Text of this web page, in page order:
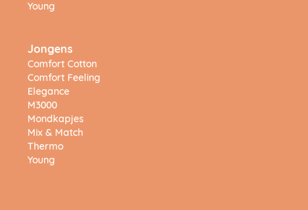
Young
Jongens
Comfort Cotton
Comfort Feeling
Elegance
M3000
Mondkapjes
Mix & Match
Thermo
Young